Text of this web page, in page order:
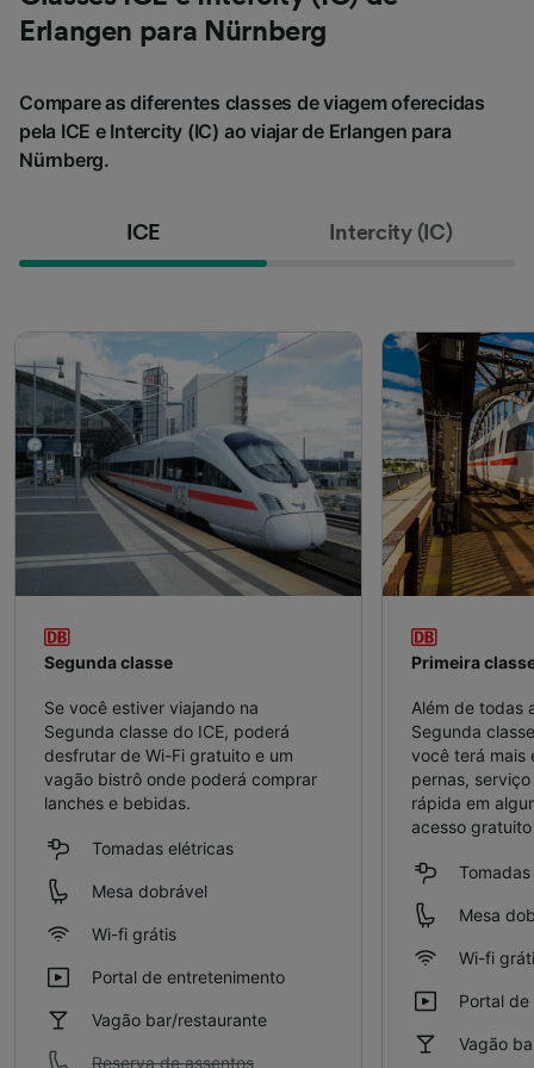
Erlangen para Nürnberg
Compare as diferentes classes de viagem oferecidas
pela ICE e Intercity (IC) ao viajar de Erlangen para
Nürnberg.
ICE Intercity (IC)
Segunda classe
Se você estiver viajando na
Segunda classe do ICE, poderá
desfrutar de Wi-Fi gratuito e um
vagão bistrô onde poderá comprar
lanches e bebidas.
Tomadas elétricas
Mesa dobrável
Wi-fi grátis
Portal de entretenimento
Vagão bar/restaurante
Reserva de assentos
Primeira
Além de todas
Segunda
você terá mais
pernas,
rápida em
acesso
Mesa
Wi-fi
Portal
Vagão